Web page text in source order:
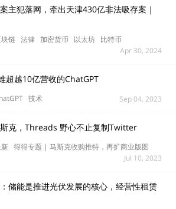
主犯落网，牵出天津430亿非法吸存案｜
链 法律 加密货币 以太坊 比特币
Apr 30, 2024
超越10亿营收的ChatGPT
技术 Sep 04, 2023
克，Threads 野心不止复制Twitter
得得专题 | 马斯克收购推特，再扩商业版图
Jul 10, 2023
储能是推进光伏发展的核心，经营性租赁